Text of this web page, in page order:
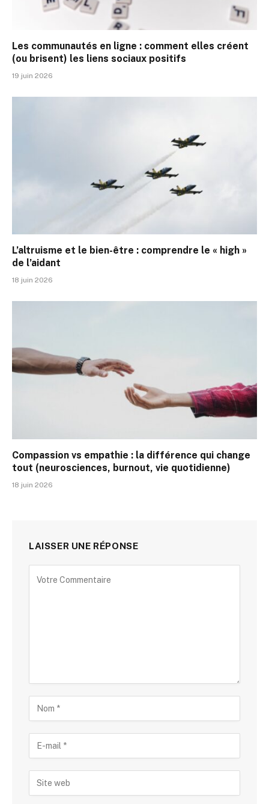
Les communautés en ligne : comment elles créent
(ou brisent) les liens sociaux positifs
19 juin 2026
L’altruisme et le bien-être : comprendre le « high »
de l’aidant
18 juin 2026
Compassion vs empathie : la différence qui change
tout (neurosciences, burnout, vie quotidienne)
18 juin 2026
LAISSER UNE RÉPONSE